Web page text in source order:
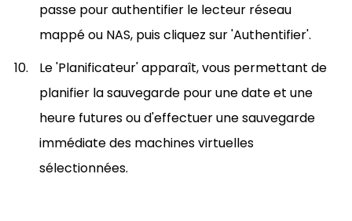
passe pour authentifier le lecteur réseau
mappé ou NAS, puis cliquez sur 'Authentifier'.
Le 'Planificateur' apparaît, vous permettant de
planifier la sauvegarde pour une date et une
heure futures ou d'effectuer une sauvegarde
immédiate des machines virtuelles
sélectionnées.